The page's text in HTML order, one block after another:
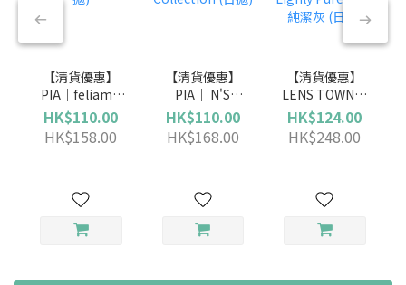
【清貨優惠】
PIA｜feliamo
(日拋)
HK$110.00
HK$158.00
【清貨優惠】
PIA｜ N'S
Collection (日
拋)
HK$110.00
HK$168.00
【清貨優惠】
LENS TOWN｜
Lighly Pure
Gray 純潔灰 (日
拋)
HK$124.00
HK$248.00